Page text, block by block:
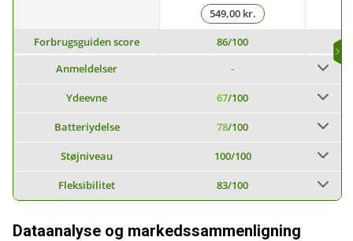
549,00 kr.
Forbrugsguiden score 86/100
Anmeldelser
-
Ydeevne 67/100
Batteriydelse 78/100
Støjniveau 100/100
Fleksibilitet 83/100
Dataanalyse og markedssammenligning